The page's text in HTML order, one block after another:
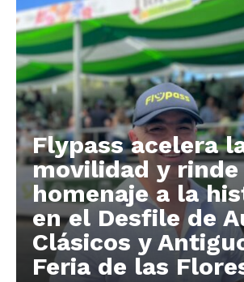
Flypass acelera
movilidad y rinde
homenaje a la
en el Desfile de
Clásicos y
Feria de las